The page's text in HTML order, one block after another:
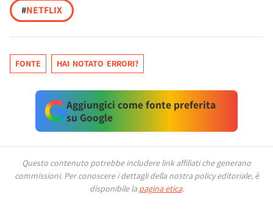
#NETFLIX
FONTE HAI NOTATO ERRORI?
Aggiungici come fonte preferita
su Google
Questo contenuto potrebbe includere link affiliati che generano
commissioni. Per conoscere i dettagli della nostra policy editoriale, è
disponibile la pagina etica.